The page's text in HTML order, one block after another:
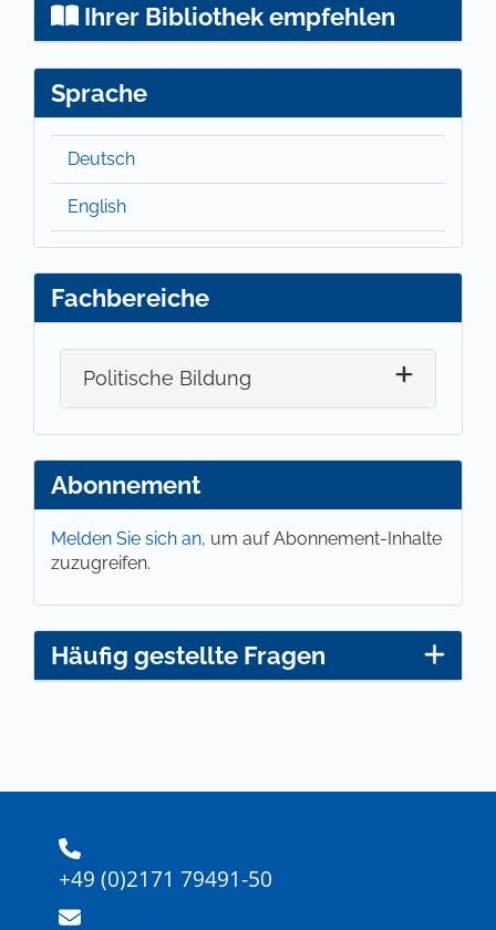
Ihrer Bibliothek empfehlen
Sprache
Deutsch
English
Fachbereiche
Politische Bildung
Abonnement
Melden Sie sich an, um auf Abonnement-Inhalte
zuzugreifen.
Häufig gestellte Fragen
+49 (0)2171 79491-50